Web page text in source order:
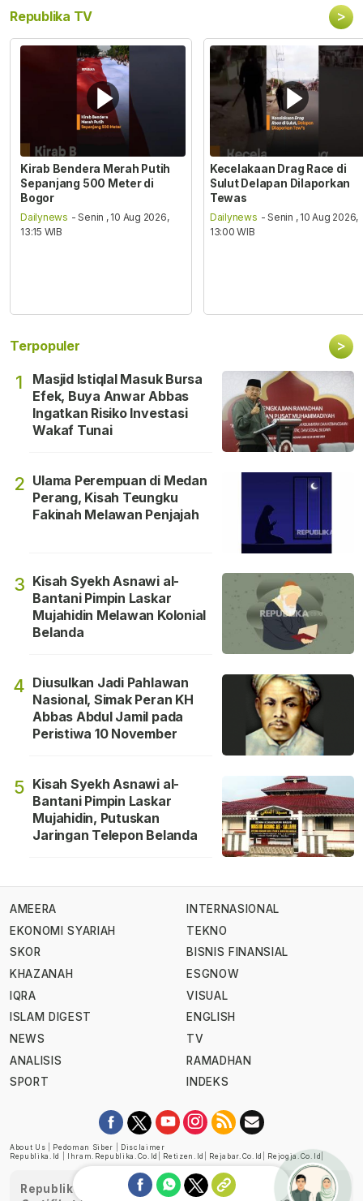
Republika TV >
Kirab Bendera Merah Putih
Sepanjang 500 Meter di
Bogor
Dailynews - Senin , 10 Aug 2026,
13:15 WIB
Kecelakaan Drag Race di
Sulut Delapan Dilaporkan
Tewas
Dailynews - Senin , 10 Aug 2026,
13:00 WIB
Terpopuler >
1
Masjid Istiqlal Masuk Bursa
Efek, Buya Anwar Abbas
Ingatkan Risiko Investasi
Wakaf Tunai
2 Ulama Perempuan di Medan
Perang, Kisah Teungku
Fakinah Melawan Penjajah
3 Kisah Syekh Asnawi al-
Bantani Pimpin Laskar
Mujahidin Melawan Kolonial
Belanda
4 Diusulkan Jadi Pahlawan
Nasional, Simak Peran KH
Abbas Abdul Jamil pada
Peristiwa 10 November
5 Kisah Syekh Asnawi al-
Bantani Pimpin Laskar
Mujahidin, Putuskan
Jaringan Telepon Belanda
AMEERA
EKONOMI SYARIAH
SKOR
KHAZANAH
IQRA
ISLAM DIGEST
NEWS
ANALISIS
SPORT
INTERNASIONAL
TEKNO
BISNIS FINANSIAL
ESGNOW
VISUAL
ENGLISH
TV
RAMADHAN
INDEKS
About Us Pedoman Siber
Disclaimer
Republika.id
Ihram.republika.co.id Retizen.id Rejabar.co.id Rejogja.co.id
Republika telah diverifikasi oleh Dewan Pers